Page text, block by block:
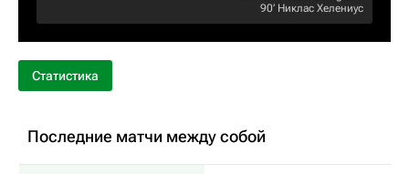
90‎’‎ Никлас Хелениус
Статистика
Последние матчи между собой